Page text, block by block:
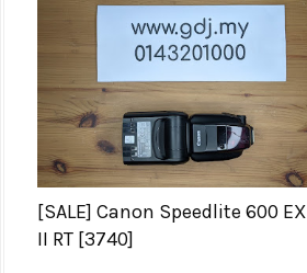
[SALE] Canon Speedlite 600 EX
II RT [3740]